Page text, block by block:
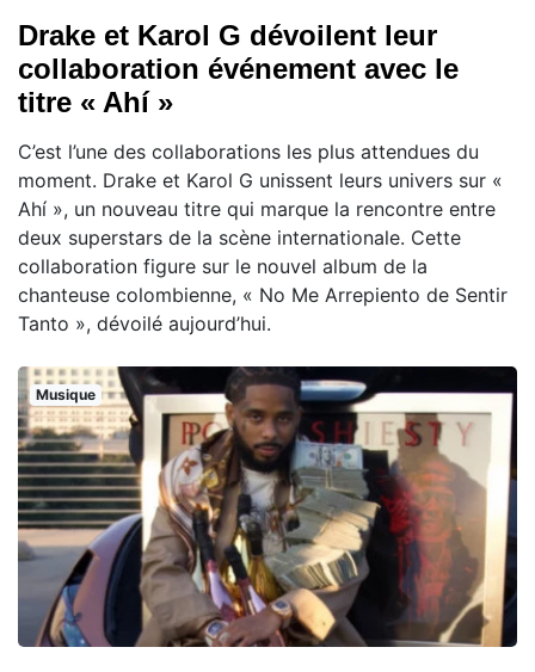
Drake et Karol G dévoilent leur
collaboration événement avec le
titre « Ahí »
C’est l’une des collaborations les plus attendues du
moment. Drake et Karol G unissent leurs univers sur «
Ahí », un nouveau titre qui marque la rencontre entre
deux superstars de la scène internationale. Cette
collaboration figure sur le nouvel album de la
chanteuse colombienne, « No Me Arrepiento de Sentir
Tanto », dévoilé aujourd’hui.
Musique